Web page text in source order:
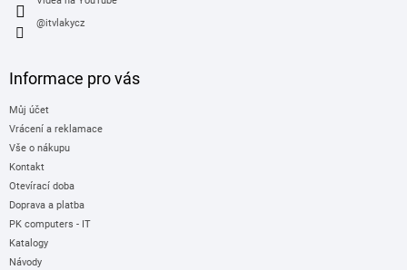
@itvlakycz
Informace pro vás
Můj účet
Vrácení a reklamace
Vše o nákupu
Kontakt
Otevírací doba
Doprava a platba
PK computers - IT
Katalogy
Návody